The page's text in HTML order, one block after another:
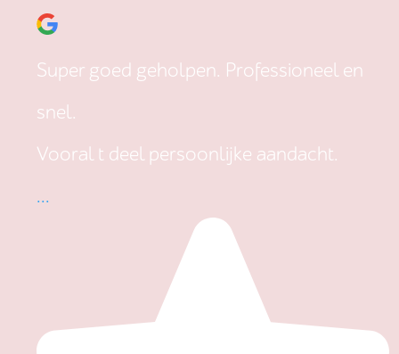
Super goed geholpen. Professioneel en
snel.
Vooral t deel persoonlijke aandacht.
...